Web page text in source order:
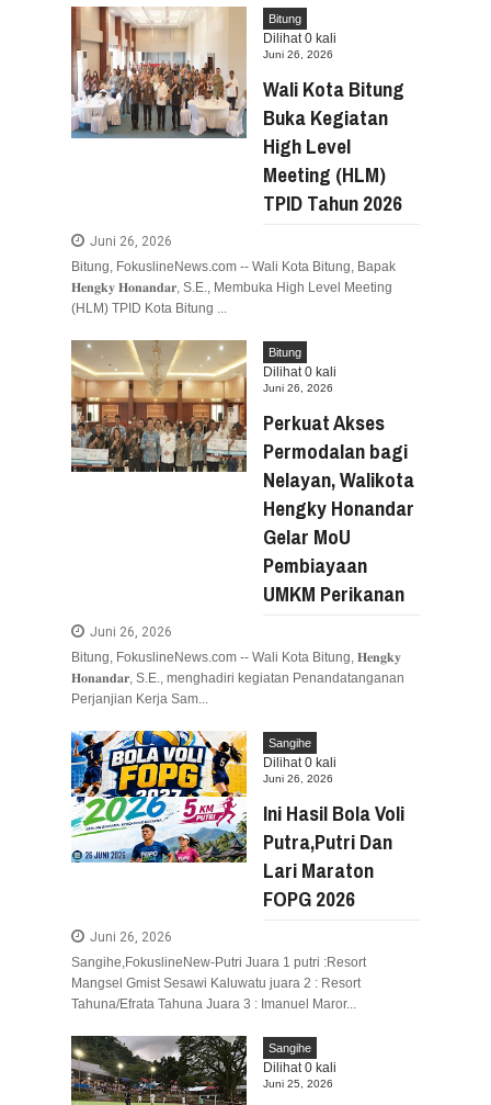
Bitung
Dilihat 0 kali
Juni 26, 2026
Wali Kota Bitung
Buka Kegiatan
High Level
Meeting (HLM)
TPID Tahun 2026
Juni 26, 2026
Bitung, FokuslineNews.com -- Wali Kota Bitung, Bapak
𝐇𝐞𝐧𝐠𝐤𝐲 𝐇𝐨𝐧𝐚𝐧𝐝𝐚𝐫, S.E., Membuka High Level Meeting
(HLM) TPID Kota Bitung ...
Bitung
Dilihat 0 kali
Juni 26, 2026
Perkuat Akses
Permodalan bagi
Nelayan, Walikota
Hengky Honandar
Gelar MoU
Pembiayaan
UMKM Perikanan
Juni 26, 2026
Bitung, FokuslineNews.com -- Wali Kota Bitung, 𝐇𝐞𝐧𝐠𝐤𝐲
𝐇𝐨𝐧𝐚𝐧𝐝𝐚𝐫, S.E., menghadiri kegiatan Penandatanganan
Perjanjian Kerja Sam...
Sangihe
Dilihat 0 kali
Juni 26, 2026
Ini Hasil Bola Voli
Putra,Putri Dan
Lari Maraton
FOPG 2026
Juni 26, 2026
Sangihe,FokuslineNew-Putri Juara 1 putri :Resort
Mangsel Gmist Sesawi Kaluwatu juara 2 : Resort
Tahuna/Efrata Tahuna Juara 3 : Imanuel Maror...
Sangihe
Dilihat 0 kali
Juni 25, 2026